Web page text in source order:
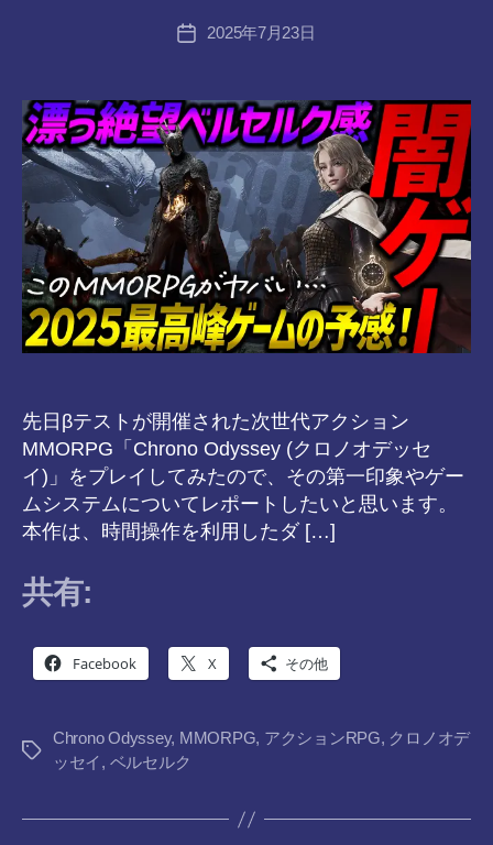
投
稿
a
8-
vr
投
2025年7月23日
先日βテストが開催された次世代アクション
MMORPG「Chrono Odyssey (クロノオデッセ
イ)」をプレイしてみたので、その第一印象やゲー
ムシステムについてレポートしたいと思います。
本作は、時間操作を利用したダ […]
共有:
Facebook X その他
タ
Chrono Odyssey, MMORPG, アクションRPG, クロノオデ
ッセイ, ベルセルク